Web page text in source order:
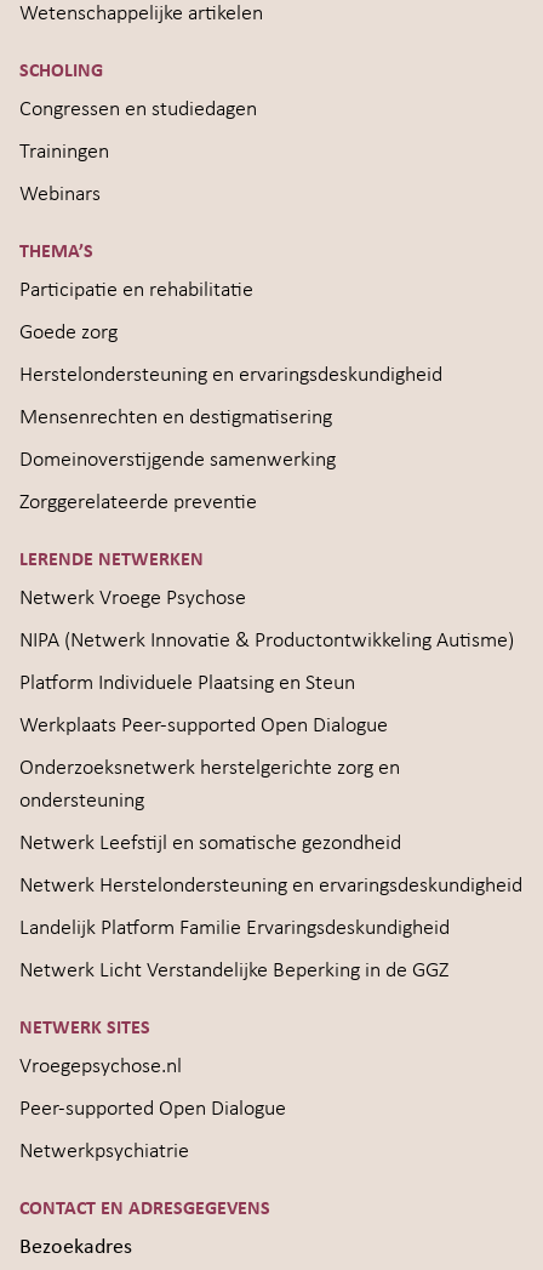
Wetenschappelijke artikelen
SCHOLING
Congressen en studiedagen
Trainingen
Webinars
THEMA’S
Participatie en rehabilitatie
Goede zorg
Herstelondersteuning en ervaringsdeskundigheid
Mensenrechten en destigmatisering
Domeinoverstijgende samenwerking
Zorggerelateerde preventie
LERENDE NETWERKEN
Netwerk Vroege Psychose
NIPA (Netwerk Innovatie & Productontwikkeling Autisme)
Platform Individuele Plaatsing en Steun
Werkplaats Peer-supported Open Dialogue
Onderzoeksnetwerk herstelgerichte zorg en
ondersteuning
Netwerk Leefstijl en somatische gezondheid
Netwerk Herstelondersteuning en ervaringsdeskundigheid
Landelijk Platform Familie Ervaringsdeskundigheid
Netwerk Licht Verstandelijke Beperking in de GGZ
NETWERK SITES
Vroegepsychose.nl
Peer-supported Open Dialogue
Netwerkpsychiatrie
CONTACT EN ADRESGEGEVENS
Bezoekadres